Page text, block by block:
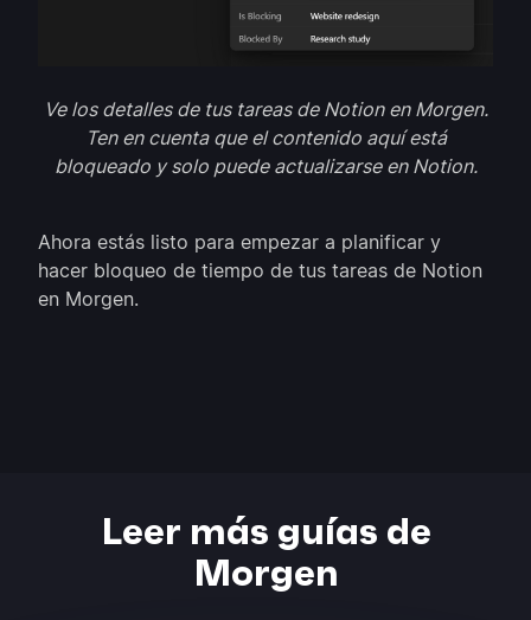
Ve los detalles de tus tareas de Notion en Morgen.
Ten en cuenta que el contenido aquí está
bloqueado y solo puede actualizarse en Notion.
Ahora estás listo para empezar a planificar y
hacer bloqueo de tiempo de tus tareas de Notion
en Morgen.
Leer más guías de
Morgen